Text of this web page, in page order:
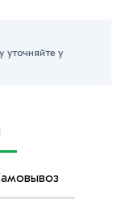
уточняйте у